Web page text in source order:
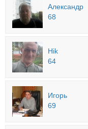
Александр
68
Hik
64
Игорь
69